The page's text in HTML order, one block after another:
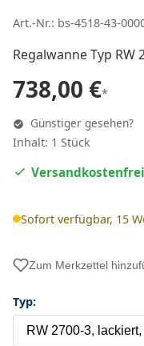
Art.-Nr.: bs-4518-43-
Regalwanne Typ RW
738,00 €*
Günstiger gesehen?
Inhalt: 1 Stück
Versandkostenfrei
Sofort verfügbar, 15
Zum Merkzettel
Typ: